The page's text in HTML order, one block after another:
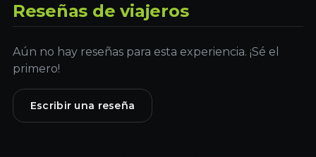
Reseñas de viajeros
Aún no hay reseñas para esta experiencia. ¡Sé el
primero!
Escribir una reseña